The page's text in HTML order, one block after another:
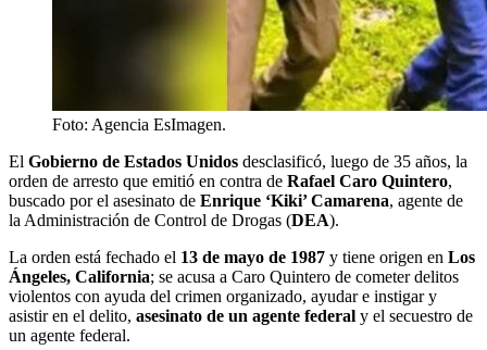
Foto: Agencia EsImagen.
El Gobierno de Estados Unidos desclasificó, luego de 35 años, la
orden de arresto que emitió en contra de Rafael Caro Quintero,
buscado por el asesinato de Enrique ‘Kiki’ Camarena, agente de
la Administración de Control de Drogas (DEA).
La orden está fechado el 13 de mayo de 1987 y tiene origen en Los
Ángeles, California; se acusa a Caro Quintero de cometer delitos
violentos con ayuda del crimen organizado, ayudar e instigar y
asistir en el delito, asesinato de un agente federal y el secuestro de
un agente federal.